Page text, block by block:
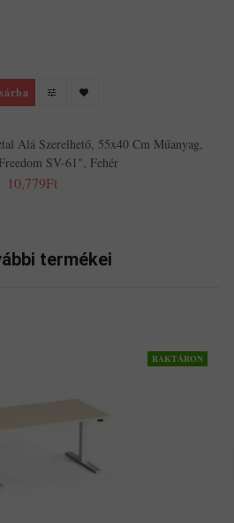
Alá Szerelhető, 55x40 Cm Műanyag,
SV-61", Fehér
10,779Ft
termékei
RAKTÁRON